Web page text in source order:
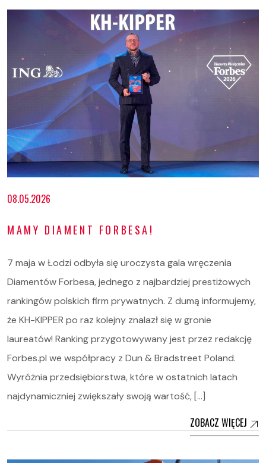
08.05.2026
MAMY DIAMENT FORBESA!
7 maja w Łodzi odbyła się uroczysta gala wręczenia
Diamentów Forbesa, jednego z najbardziej prestiżowych
rankingów polskich firm prywatnych. Z dumą informujemy,
że KH-KIPPER po raz kolejny znalazł się w gronie
laureatów! Ranking przygotowywany jest przez redakcję
Forbes.pl we współpracy z Dun & Bradstreet Poland.
Wyróżnia przedsiębiorstwa, które w ostatnich latach
najdynamiczniej zwiększały swoją wartość, […]
ZOBACZ WIĘCEJ